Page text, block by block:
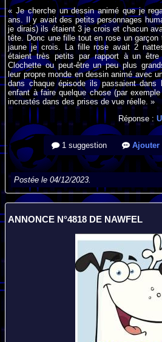
« Je cherche un dessin animé que je
ans. Il y avait des petits personnages
je dirais) ils étaient 3 je crois et chacun
tête. Donc une fille tout en rose un
jaune je crois. La fille rose avait 2
étaient très petits par rapport à un
Clochette ou peut-être un peu plus
leur propre monde en dessin animé avec
dans chaque épisode ils passaient dans
enfant à faire quelque chose (par
incrustés dans des prises de vue réelle. »
Réponse :
1 suggestion Ajouter
Postée le 04/12/2023.
ANNONCE N°4818 DE NAWFEL